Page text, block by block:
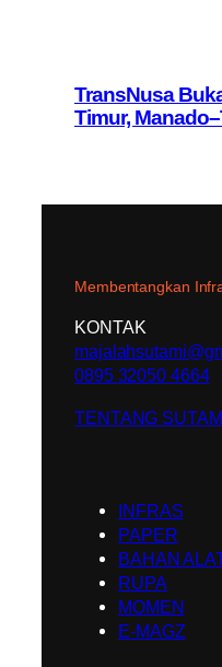
TransNusa
Timur,
Membentangkan
KONTAK
0895 32050 4664
TENTANG
INFRAS
PAPER
BAHAN
RUPA
MOMEN
E-MAGZ